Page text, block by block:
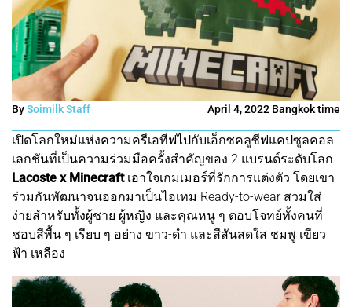
BySoimilk Staff April 4, 2022 Bangkok time
เปิดโลกใหม่แห่งความครีเอทีฟไปกับเอ็กซคลูซีฟแคปซูลคอล
เลกชันที่เป็นความร่วมมือครั้งสำคัญของ 2 แบรนด์ระดับโลก
Lacoste x Minecraft เอาใจเกมเมอร์ที่รักการแต่งตัว โดยเขา
ร่วมกันพัฒนาจนออกมาเป็นไอเทม Ready-to-wear สวมใส่
ง่ายสำหรับทั้งผู้ชาย ผู้หญิง และคุณหนู ๆ ตอบโจทย์ทั้งคนที่
ชอบสีพื้น ๆ เรียบ ๆ อย่าง ขาว-ดำ และสีสันสดใส ชมพู เขียว
ฟ้า เหลือง